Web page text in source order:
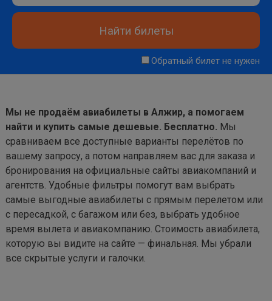
Найти билеты
Обратный билет не нужен
Мы не продаём авиабилеты в Алжир, а помогаем
найти и купить самые дешевые. Бесплатно. Мы
сравниваем все доступные варианты перелётов по
вашему запросу, а потом направляем вас для заказа и
бронирования на официальные сайты авиакомпаний и
агентств. Удобные фильтры помогут вам выбрать
самые выгодные авиабилеты с прямым перелетом или
с пересадкой, с багажом или без, выбрать удобное
время вылета и авиакомпанию. Стоимость авиабилета,
которую вы видите на сайте — финальная. Мы убрали
все скрытые услуги и галочки.